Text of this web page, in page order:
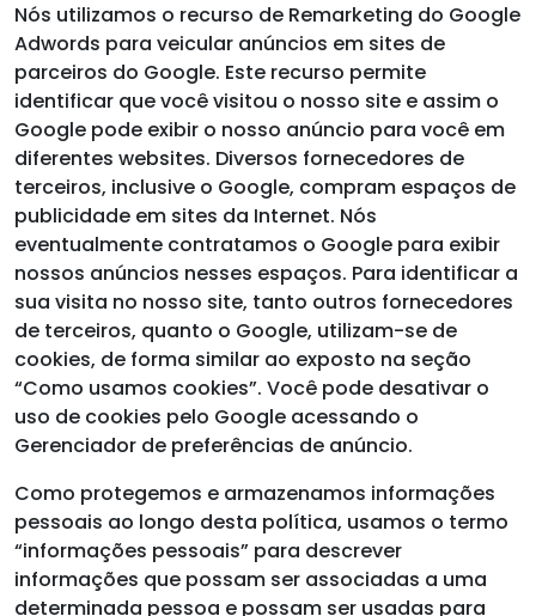
Nós utilizamos o recurso de Remarketing do Google
Adwords para veicular anúncios em sites de
parceiros do Google. Este recurso permite
identificar que você visitou o nosso site e assim o
Google pode exibir o nosso anúncio para você em
diferentes websites. Diversos fornecedores de
terceiros, inclusive o Google, compram espaços de
publicidade em sites da Internet. Nós
eventualmente contratamos o Google para exibir
nossos anúncios nesses espaços. Para identificar a
sua visita no nosso site, tanto outros fornecedores
de terceiros, quanto o Google, utilizam-se de
cookies, de forma similar ao exposto na seção
“Como usamos cookies”. Você pode desativar o
uso de cookies pelo Google acessando o
Gerenciador de preferências de anúncio.
Como protegemos e armazenamos informações
pessoais ao longo desta política, usamos o termo
“informações pessoais” para descrever
informações que possam ser associadas a uma
determinada pessoa e possam ser usadas para